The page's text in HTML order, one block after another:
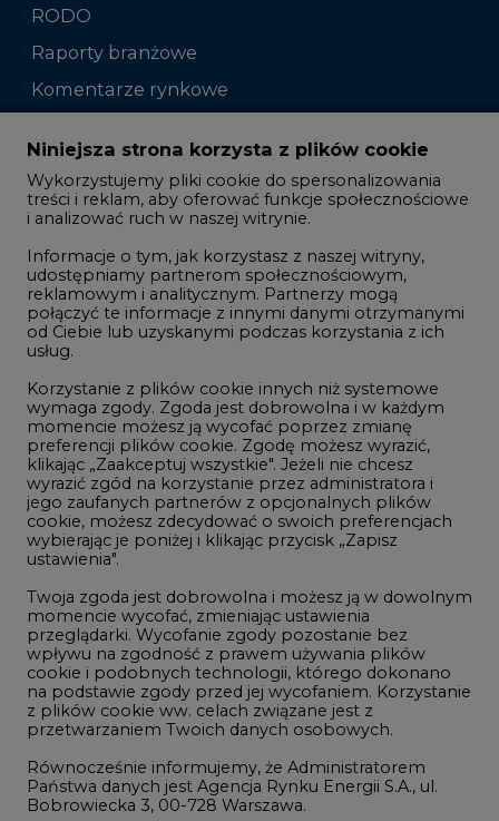
RODO
Raporty branżowe
Komentarze rynkowe
Zmiany kadrowe na rynku
Studio CIRE
Rozmowy o energetyce
Gospodarka
Geopolityka
LTE450
Innowacje i AI
Telekomunikacja i IT
Handel emisjami CO2
Wodór
Górnictwo
Atom
Fotowoltaika
Offshore wind
Zielone samorządy
Niniejsza strona korzysta z plików cookie
Wykorzystujemy pliki cookie do spersonalizowania
treści i reklam, aby oferować funkcje społecznościowe
i analizować ruch w naszej witrynie.
Informacje o tym, jak korzystasz z naszej witryny,
udostępniamy partnerom społecznościowym,
reklamowym i analitycznym. Partnerzy mogą
połączyć te informacje z innymi danymi otrzymanymi
od Ciebie lub uzyskanymi podczas korzystania z ich
usług.
Korzystanie z plików cookie innych niż systemowe
wymaga zgody. Zgoda jest dobrowolna i w każdym
momencie możesz ją wycofać poprzez zmianę
preferencji plików cookie. Zgodę możesz wyrazić,
klikając „Zaakceptuj wszystkie". Jeżeli nie chcesz
wyrazić zgód na korzystanie przez administratora i
jego zaufanych partnerów z opcjonalnych plików
cookie, możesz zdecydować o swoich preferencjach
wybierając je poniżej i klikając przycisk „Zapisz
ustawienia".
Twoja zgoda jest dobrowolna i możesz ją w dowolnym
momencie wycofać, zmieniając ustawienia
przeglądarki. Wycofanie zgody pozostanie bez
wpływu na zgodność z prawem używania plików
cookie i podobnych technologii, którego dokonano
na podstawie zgody przed jej wycofaniem. Korzystanie
z plików cookie ww. celach związane jest z
przetwarzaniem Twoich danych osobowych.
Równocześnie informujemy, że Administratorem
Państwa danych jest Agencja Rynku Energii S.A., ul.
Bobrowiecka 3, 00-728 Warszawa.